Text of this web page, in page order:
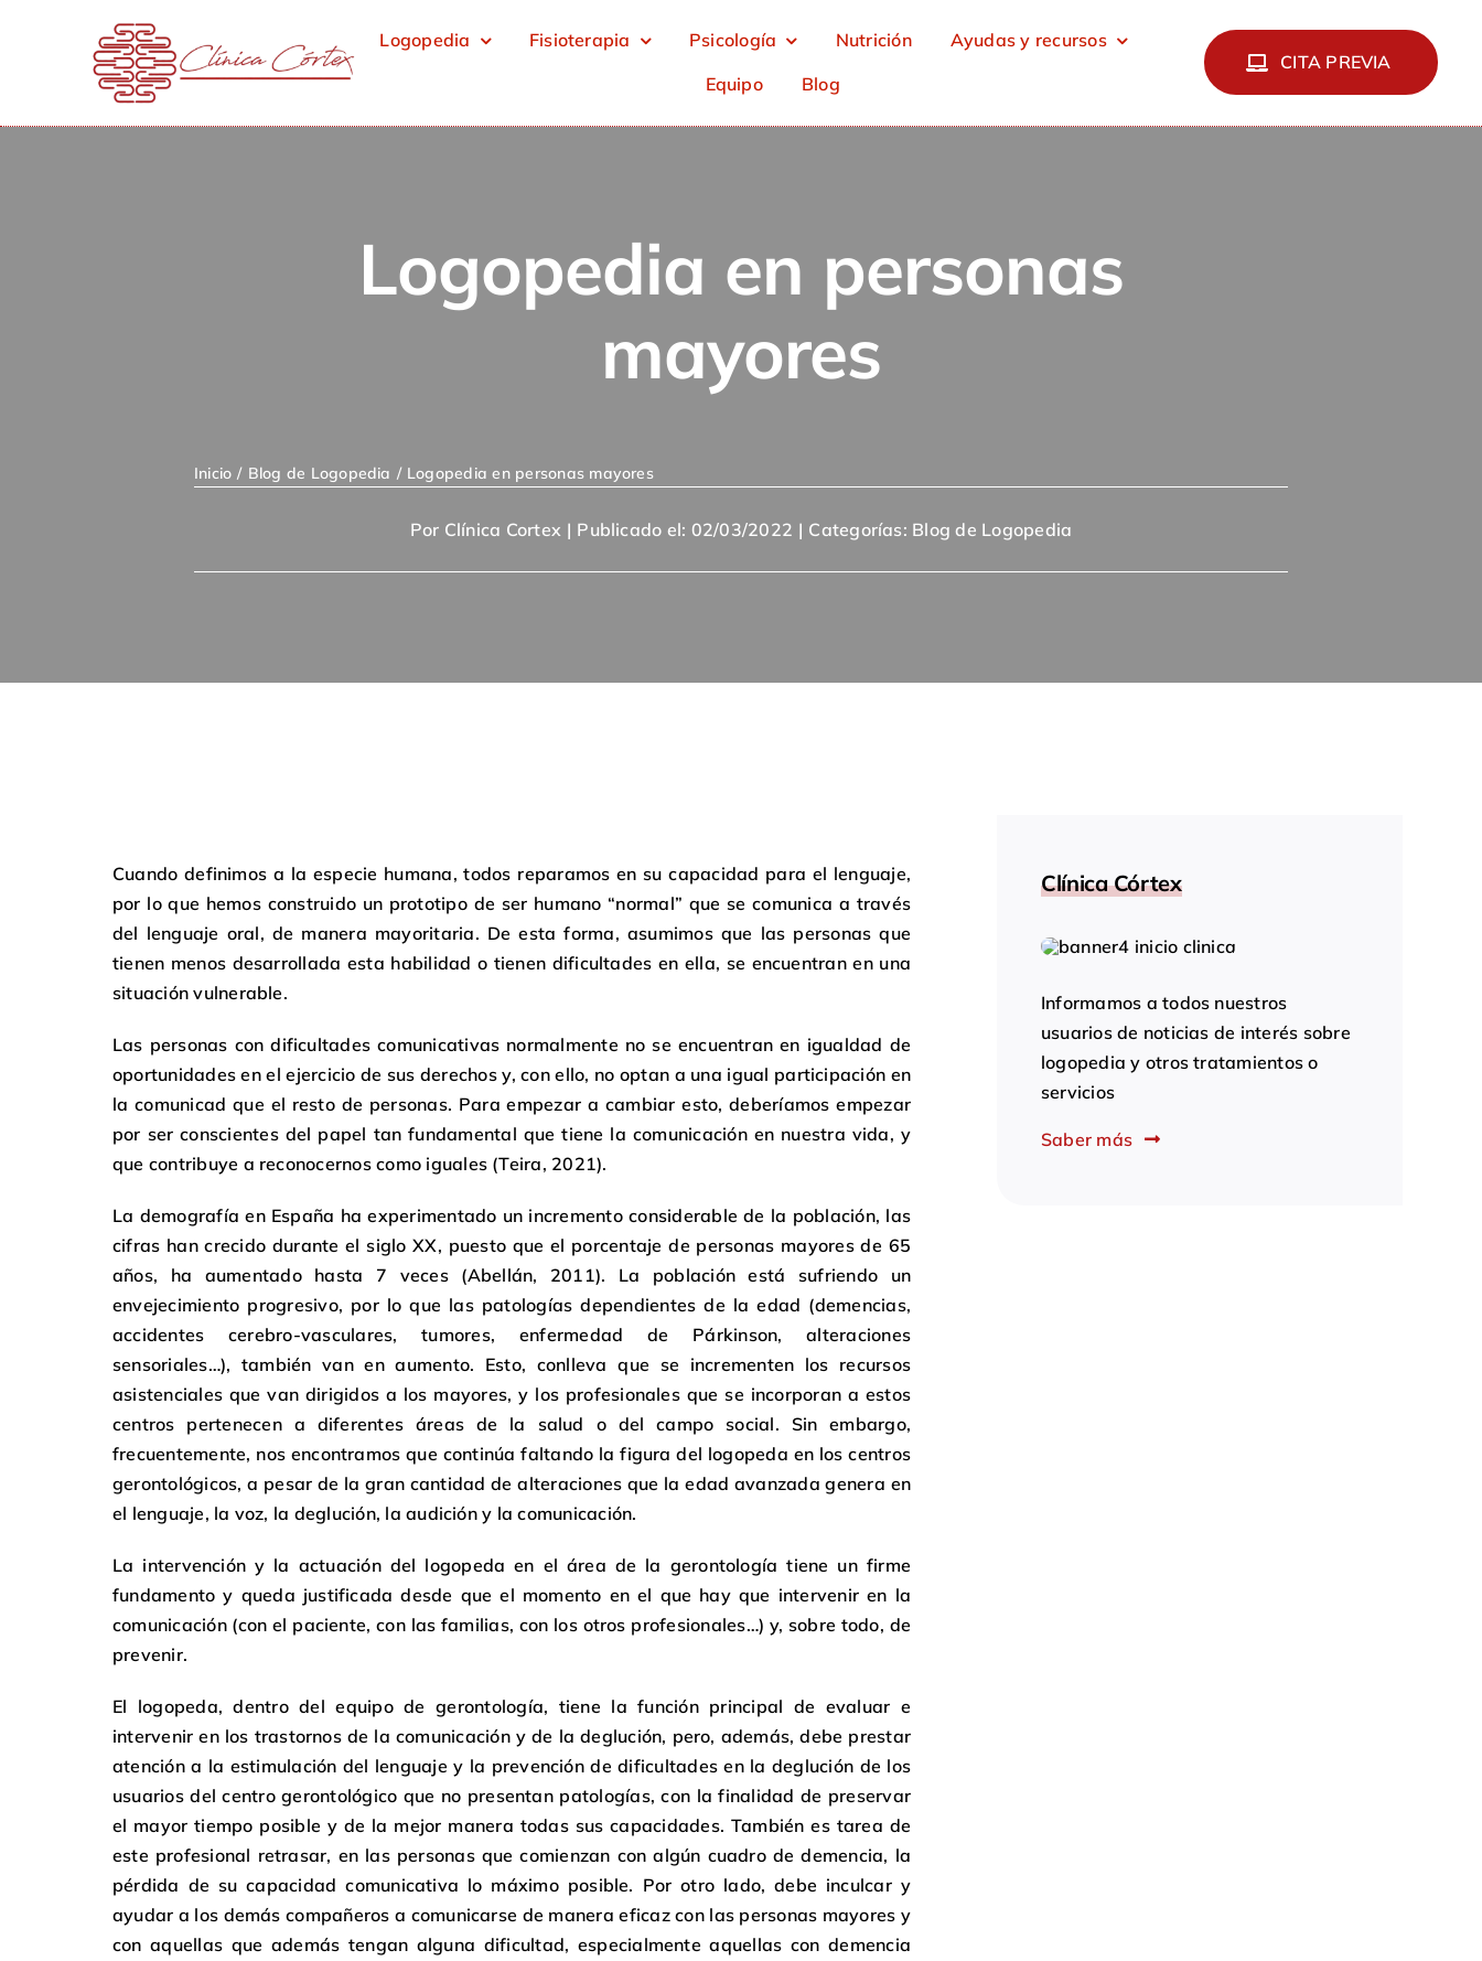
Logopedia Fisioterapia Psicología Nutrición
Ayudas y recursos
Equipo
Blog
CITA PREVIA
Logopedia en personas
mayores
Inicio Blog de Logopedia Logopedia en personas mayores
Por Clínica Cortex | Publicado el: 02/03/2022 | Categorías: Blog de Logopedia
Cuando definimos a la especie humana, todos reparamos en su capacidad para el lenguaje,
por lo que hemos construido un prototipo de ser humano “normal” que se comunica a través
del lenguaje oral, de manera mayoritaria. De esta forma, asumimos que las personas que
tienen menos desarrollada esta habilidad o tienen dificultades en ella, se encuentran en una
situación vulnerable.
Las personas con dificultades comunicativas normalmente no se encuentran en igualdad de
oportunidades en el ejercicio de sus derechos y, con ello, no optan a una igual participación en
la comunicad que el resto de personas. Para empezar a cambiar esto, deberíamos empezar
por ser conscientes del papel tan fundamental que tiene la comunicación en nuestra vida, y
que contribuye a reconocernos como iguales (Teira, 2021).
La demografía en España ha experimentado un incremento considerable de la población, las
cifras han crecido durante el siglo XX, puesto que el porcentaje de personas mayores de 65
años, ha aumentado hasta 7 veces (Abellán, 2011). La población está sufriendo un
envejecimiento progresivo, por lo que las patologías dependientes de la edad (demencias,
accidentes cerebro-vasculares, tumores, enfermedad de Párkinson, alteraciones
sensoriales…), también van en aumento. Esto, conlleva que se incrementen los recursos
asistenciales que van dirigidos a los mayores, y los profesionales que se incorporan a estos
centros pertenecen a diferentes áreas de la salud o del campo social. Sin embargo,
frecuentemente, nos encontramos que continúa faltando la figura del logopeda en los centros
gerontológicos, a pesar de la gran cantidad de alteraciones que la edad avanzada genera en
el lenguaje, la voz, la deglución, la audición y la comunicación.
La intervención y la actuación del logopeda en el área de la gerontología tiene un firme
fundamento y queda justificada desde que el momento en el que hay que intervenir en la
comunicación (con el paciente, con las familias, con los otros profesionales…) y, sobre todo, de
prevenir.
El logopeda, dentro del equipo de gerontología, tiene la función principal de evaluar e
intervenir en los trastornos de la comunicación y de la deglución, pero, además, debe prestar
atención a la estimulación del lenguaje y la prevención de dificultades en la deglución de los
usuarios del centro gerontológico que no presentan patologías, con la finalidad de preservar
el mayor tiempo posible y de la mejor manera todas sus capacidades. También es tarea de
este profesional retrasar, en las personas que comienzan con algún cuadro de demencia, la
pérdida de su capacidad comunicativa lo máximo posible. Por otro lado, debe inculcar y
ayudar a los demás compañeros a comunicarse de manera eficaz con las personas mayores y
con aquellas que además tengan alguna dificultad, especialmente aquellas con demencia
Clínica Córtex
Informamos a todos nuestros
usuarios de noticias de interés sobre
logopedia y otros tratamientos o
servicios
Saber más